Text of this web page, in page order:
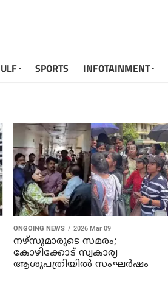
SPORTS INFOTAINMENT
ONGOING NEWS 2026 Mar 09
നഴ്‌സുമാരുടെ സമരം;
കോഴിക്കോട് സ്വകാര്യ
ആശുപത്രിയില്‍ സംഘര്‍ഷം